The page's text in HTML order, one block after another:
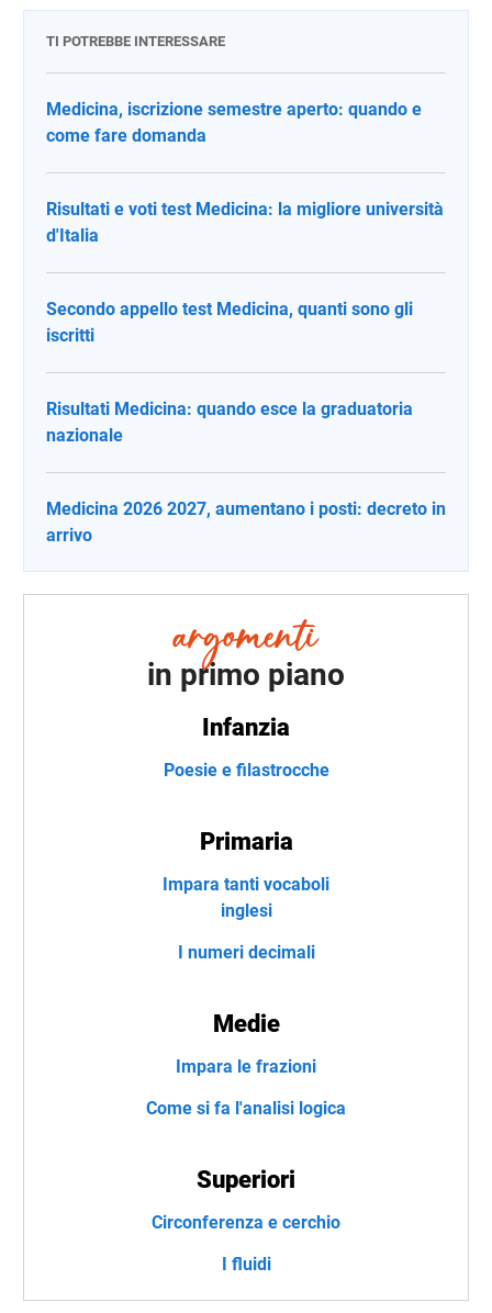
TI POTREBBE INTERESSARE
Medicina, iscrizione semestre aperto: quando e
come fare domanda
Risultati e voti test Medicina: la migliore università
d'Italia
Secondo appello test Medicina, quanti sono gli
iscritti
Risultati Medicina: quando esce la graduatoria
nazionale
Medicina 2026 2027, aumentano i posti: decreto in
arrivo
in primo piano
Infanzia
Poesie e filastrocche
Primaria
Impara tanti vocaboli
inglesi
I numeri decimali
Medie
Impara le frazioni
Come si fa l'analisi logica
Superiori
Circonferenza e cerchio
I fluidi